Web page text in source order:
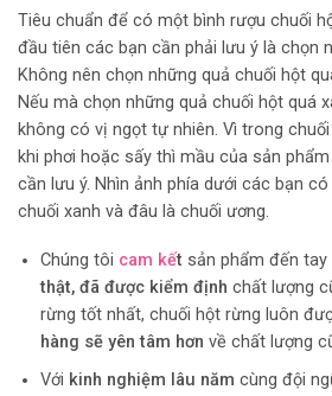
Tiêu chuẩn để có một bình rượu chuối
đầu tiên các bạn cần phải lưu ý là chọn
Không nên chọn những quả chuối hột
Nếu mà chọn những quả chuối hột quá
không có vị ngọt tự nhiên. Vì trong
khi phơi hoặc sấy thì mầu của sản
cần lưu ý. Nhìn ảnh phía dưới các bạn
chuối xanh và đâu là chuối ương.
Chúng tôi cam kết sản phẩm đến
thật, đã được kiểm định chất lượng
rừng tốt nhất, chuối hột rừng luôn
hàng sẽ yên tâm hơn về chất lượng
Với kinh nghiệm lâu năm cùng đội